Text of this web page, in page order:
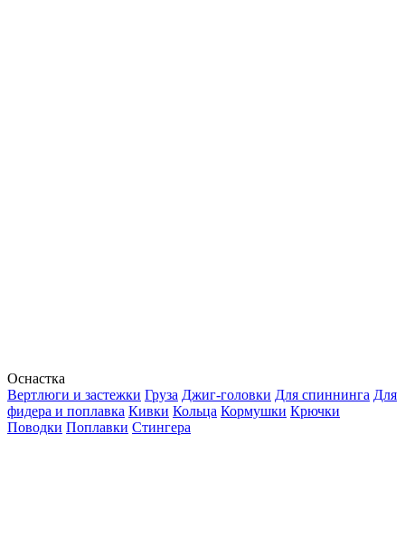
Оснастка
Вертлюги и застежки Груза Джиг-головки Для спиннинга Для
фидера и поплавка Кивки Кольца Кормушки Крючки
Поводки Поплавки Стингера